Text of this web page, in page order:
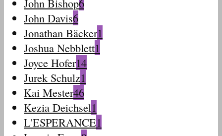
John Bishop6
John Davis6
Jonathan Bäcker1
Joshua Nebblett1
Joyce Hofer14
Jurek Schulz1
Kai Mester46
Kezia Deichsel1
L'ESPERANCE1